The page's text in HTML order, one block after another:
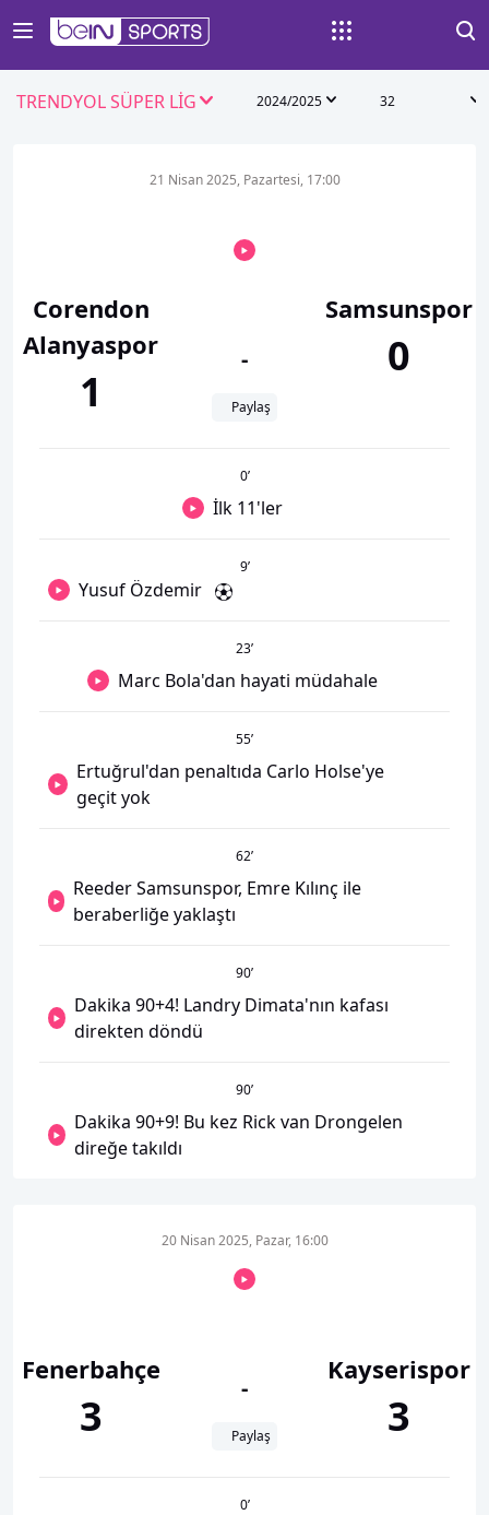
TRENDYOL SÜPER LİG 2024/2025 32
Corendon
Alanyaspor
1
21 Nisan 2025, Pazartesi, 17:00
-
Paylaş
Samsunspor
0
0’
İlk 11'ler
9’
Yusuf Özdemir
23’
Marc Bola'dan hayati müdahale
55’
Ertuğrul'dan penaltıda Carlo Holse'ye
geçit yok
62’
Reeder Samsunspor, Emre Kılınç ile
beraberliğe yaklaştı
90’
Dakika 90+4! Landry Dimata'nın kafası
direkten döndü
90’
Dakika 90+9! Bu kez Rick van Drongelen
direğe takıldı
Fenerbahçe
3
20 Nisan 2025, Pazar, 16:00
-
Paylaş
Kayserispor
3
0’